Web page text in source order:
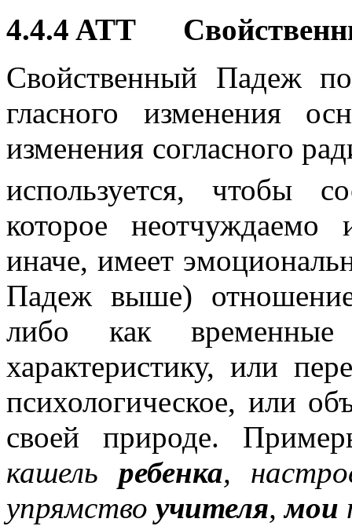
4.4.4 ATT
Свойственный Падеж
гласного изменения
изменения согласного
используется, чтобы
которое неотчуждаемо
иначе, имеет
Падеж выше)
либо как временные
характеристику, или
психологическое, или
своей природе.
кашель ребенка,
упрямство учителя,мои